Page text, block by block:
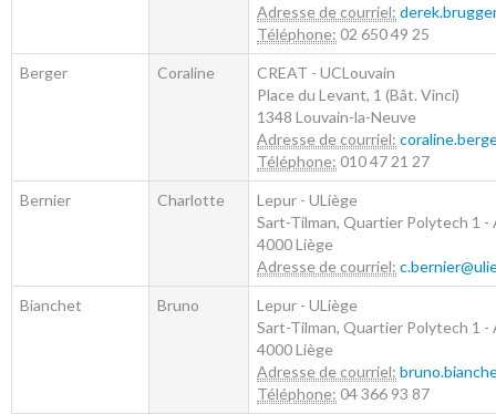
Adresse de courriel:
Téléphone: 02 650 49 25
Berger Coraline
CREAT - UCLouvain
Place du Levant, 1 (Bât. Vinci)
1348 Louvain-la-Neuve
Adresse de courriel:
Téléphone: 010 47 21 27
Bernier Charlotte
Lepur - ULiège
Sart-Tilman, Quartier Polytech 1 -
4000Liège
Adresse de courriel:
Bianchet Bruno
Lepur - ULiège
Sart-Tilman, Quartier Polytech 1 -
4000Liège
Adresse de courriel:
Téléphone: 04 366 93 87